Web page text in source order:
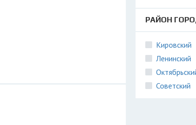
РАЙОН
Кировский
Ленинский
Советский